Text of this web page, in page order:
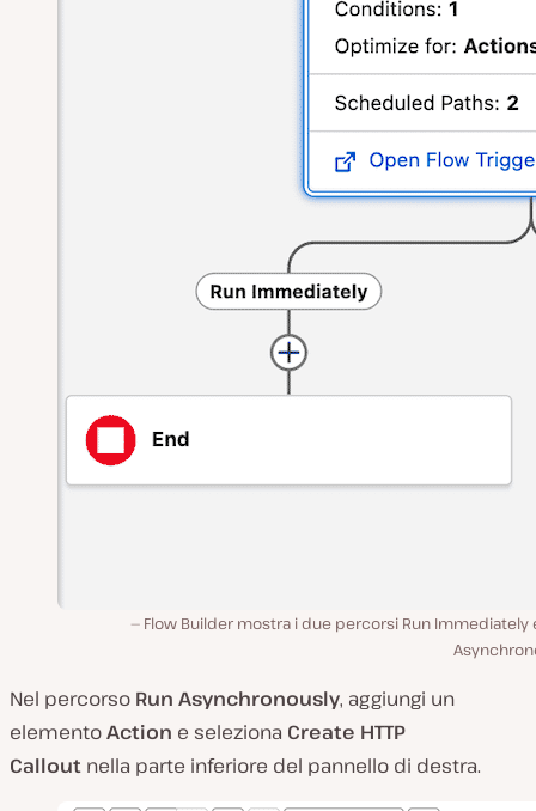
Flow Builder mostra i due percorsi Run Immediately
Nel percorso Run Asynchronously, aggiungi un
elementoAction e seleziona Create HTTP
Callout nella parte inferiore del pannello di destra.